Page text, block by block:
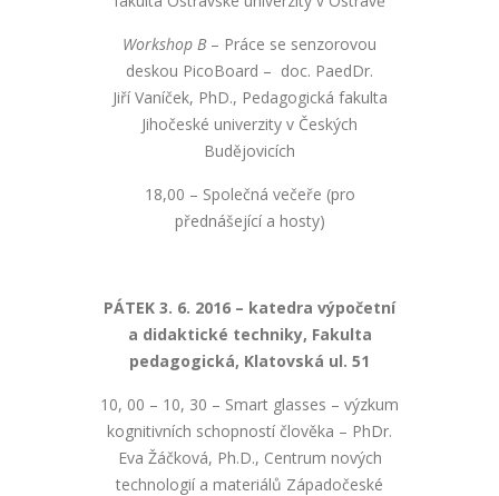
Workshop B– Práce se senzorovou
deskou PicoBoard – doc. PaedDr.
Jiří Vaníček, PhD., Pedagogická fakulta
Jihočeské univerzity v Českých
Budějovicích
18,00 – Společná večeře (pro
přednášející a hosty)
PÁTEK 3. 6. 2016 – katedra výpočetní
a didaktické techniky, Fakulta
pedagogická, Klatovská ul. 51
10, 00 – 10, 30 – Smart glasses – výzkum
kognitivních schopností člověka – PhDr.
Eva Žáčková, Ph.D., Centrum nových
technologií a materiálů Západočeské